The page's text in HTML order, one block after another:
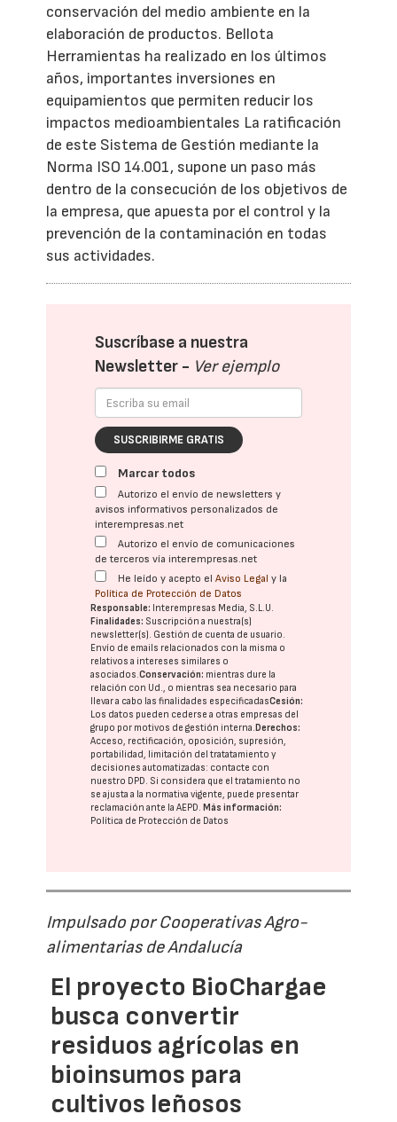
conservación del medio ambiente en la
elaboración de productos. Bellota
Herramientas ha realizado en los últimos
años, importantes inversiones en
equipamientos que permiten reducir los
impactos medioambientales La ratificación
de este Sistema de Gestión mediante la
Norma ISO 14.001, supone un paso más
dentro de la consecución de los objetivos de
la empresa, que apuesta por el control y la
prevención de la contaminación en todas
sus actividades.
Suscríbase a nuestra
Newsletter - Ver ejemplo
SUSCRIBIRME GRATIS
Marcar todos
Autorizo el envío de newsletters y
avisos informativos personalizados de
interempresas.net
Autorizo el envío de comunicaciones
de terceros vía interempresas.net
He leído y acepto elAviso Legal y la
Política de Protección de Datos
Responsable: Interempresas Media, S.L.U.
Finalidades: Suscripción a nuestra(s)
newsletter(s). Gestión de cuenta de usuario.
Envío de emails relacionados con la misma o
relativos a intereses similares o
asociados.Conservación: mientras dure la
relación con Ud., o mientras sea necesario para
llevar a cabo las finalidades especificadasCesión:
Los datos pueden cederse a otras empresas del
grupo por motivos de gestión interna. Derechos:
Acceso, rectificación, oposición, supresión,
portabilidad, limitación del tratatamiento y
decisiones automatizadas: contacte con
nuestro DPD. Si considera que el tratamiento no
se ajusta a la normativa vigente, puede presentar
reclamación ante laAEPD. Más información:
Política de Protección de Datos
Impulsado por Cooperativas Agro-
alimentarias de Andalucía
El proyecto BioChargae
busca convertir
residuos agrícolas en
bioinsumos para
cultivos leñosos